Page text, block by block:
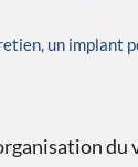
un implant
du